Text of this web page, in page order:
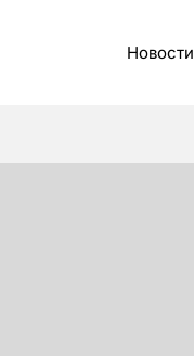
Новости